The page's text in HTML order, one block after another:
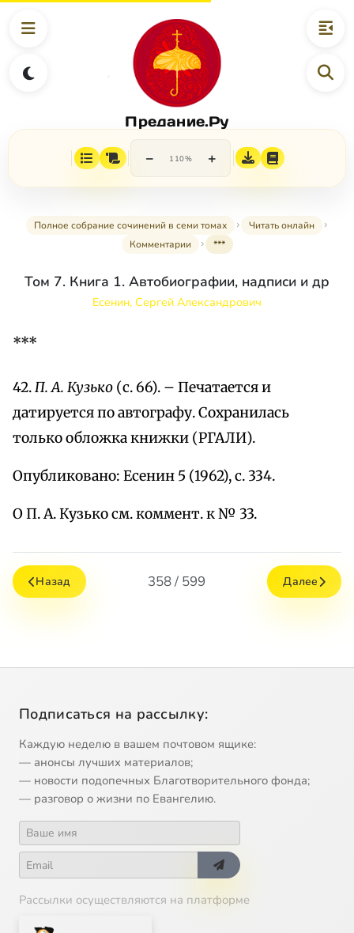
Предание.Ру
− 110% +
Полное собрание сочинений в семи томах
Читать онлайн
Комментарии
***
Том 7. Книга 1. Автобиографии, надписи и др
Есенин, Сергей Александрович
***
42.П. А. Кузько (с. 66). – Печатается и
датируется по автографу. Сохранилась
только обложка книжки (РГАЛИ).
Опубликовано: Есенин 5 (1962), с. 334.
О П. А. Кузько см. коммент. к № 33.
Назад 358 / 599 Далее
Подписаться на рассылку:
Каждую неделю в вашем почтовом ящике:
— анонсы лучших материалов;
— новости подопечных Благотворительного фонда;
— разговор о жизни по Евангелию.
Рассылки осуществляются на платформе